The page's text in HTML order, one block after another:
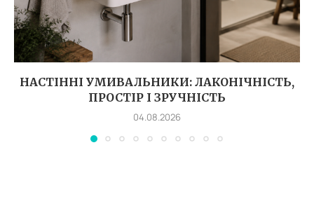
НАСТІННІ УМИВАЛЬНИКИ: ЛАКОНІЧНІСТЬ,
ПРОСТІР І ЗРУЧНІСТЬ
04.08.2026